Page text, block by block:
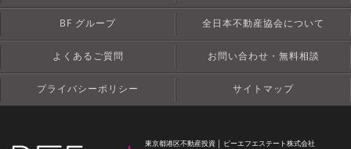
BF グループ 全日本不動産協会について
よくあるご質問 お問い合わせ・無料相談
プライバシーポリシー サイトマップ
東京都港区不動産投資 │ ビーエフエステート株式会社